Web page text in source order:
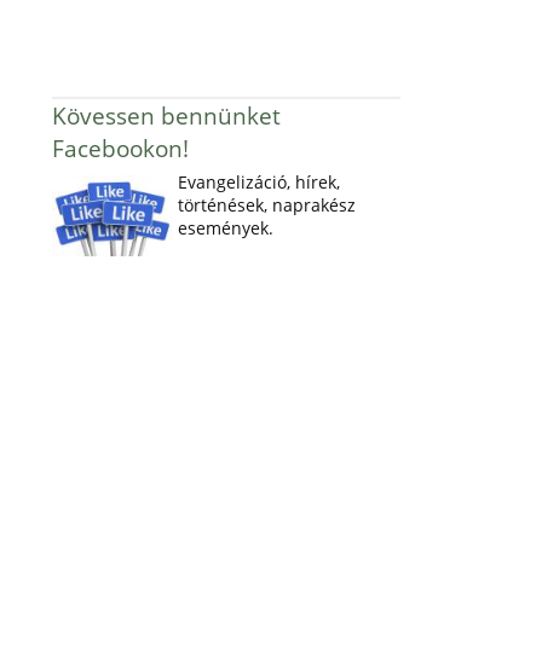
Kövessen bennünket
Facebookon!
Evangelizáció, hírek,
történések, naprakész
események.